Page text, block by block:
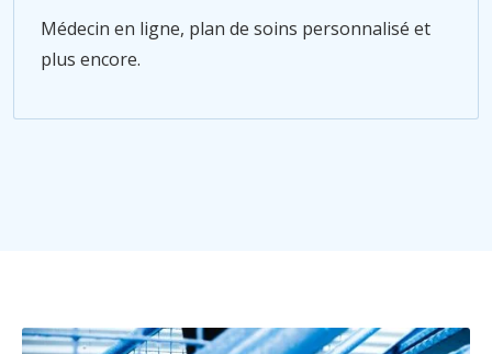
Médecin en ligne, plan de soins personnalisé et
plus encore.